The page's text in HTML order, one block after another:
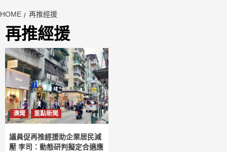
HOME 再推經援
再推經援
澳聞 重點新聞
議員促再推經援助企業居民減
壓 李司：動態研判擬定合適應